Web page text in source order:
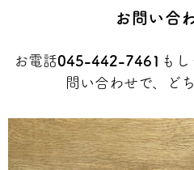
お問い合
お電話045-442-7461 も
問い合わせで、ど